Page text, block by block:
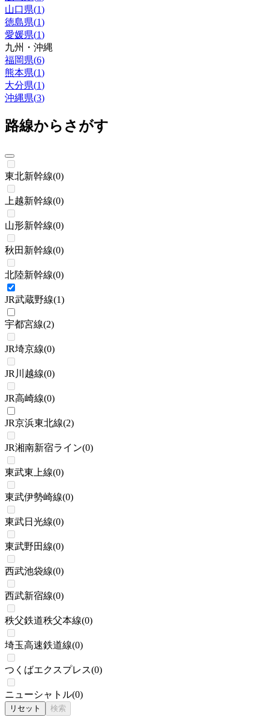
山口県(1)
徳島県(1)
愛媛県(1)
九州・沖縄
福岡県(6)
熊本県(1)
大分県(1)
沖縄県(3)
路線からさがす
東北新幹線(0)
上越新幹線(0)
山形新幹線(0)
秋田新幹線(0)
北陸新幹線(0)
JR武蔵野線(1)
宇都宮線(2)
JR埼京線(0)
JR川越線(0)
JR高崎線(0)
JR京浜東北線(2)
JR湘南新宿ライン(0)
東武東上線(0)
東武伊勢崎線(0)
東武日光線(0)
東武野田線(0)
西武池袋線(0)
西武新宿線(0)
秩父鉄道秩父本線(0)
埼玉高速鉄道線(0)
つくばエクスプレス(0)
ニューシャトル(0)
リセット 検索